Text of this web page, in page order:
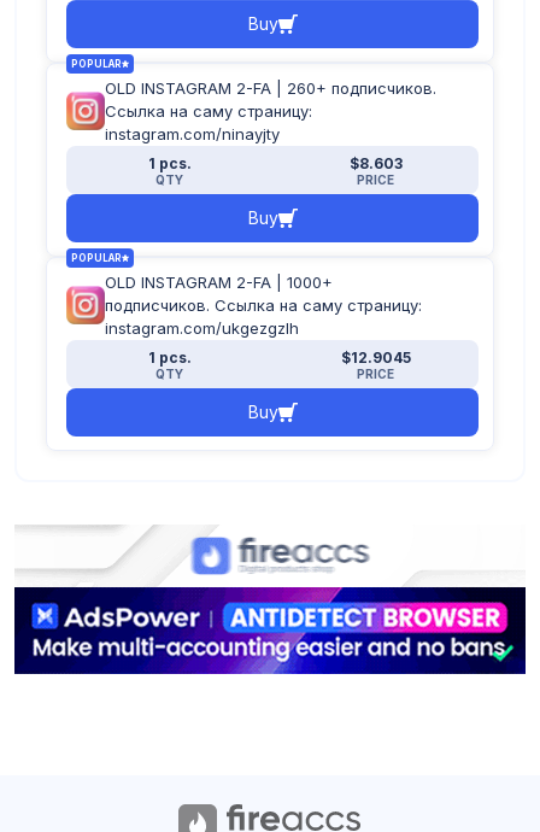
Buy
POPULAR
OLD INSTAGRAM 2-FA | 260+ подписчиков.
Ссылка на саму страницу:
instagram.com/ninayjty
1 pcs.
QTY
$8.603
PRICE
Buy
POPULAR
OLD INSTAGRAM 2-FA | 1000+
подписчиков. Ссылка на саму страницу:
instagram.com/ukgezgzlh
1 pcs.
QTY
$12.9045
PRICE
Buy